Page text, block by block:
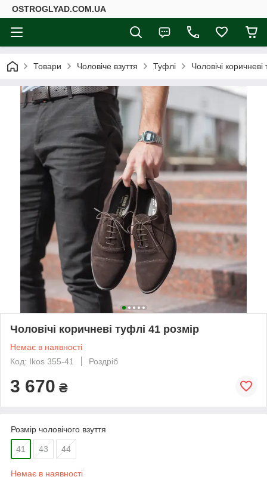
ОSTROGLYAD.СOM.UA
Товари Чоловіче взуття Туфлі Чоловічі
Чоловічі коричневі туфлі 41 розмір
Немає в наявності
Код: Ikos 355-41
Роздріб
3 670 ₴
Розмір чоловічого взуття
41 43 44
Немає в наявності